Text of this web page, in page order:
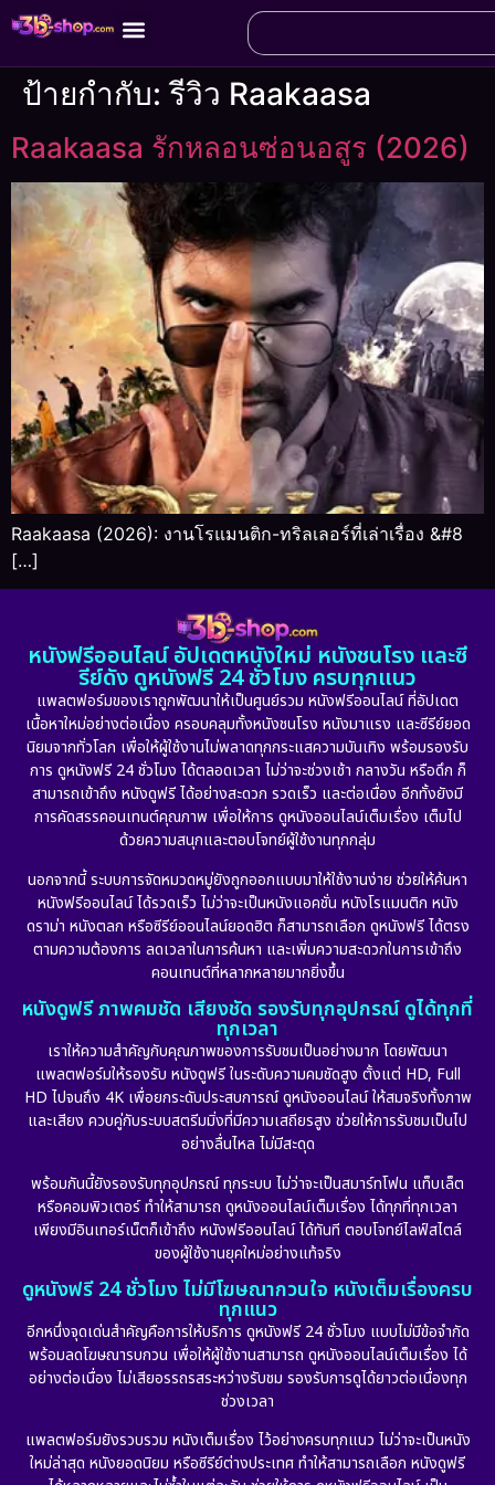
ป้ายกำกับ:รีวิว Raakaasa
Raakaasa รักหลอนซ่อนอสูร (2026)
Raakaasa (2026): งานโรแมนติก-ทริลเลอร์ที่เล่าเรื่อง &#8
[…]
หนังฟรีออนไลน์ อัปเดตหนังใหม่ หนังชนโรง และซี
รีย์ดัง ดูหนังฟรี 24 ชั่วโมง ครบทุกแนว
แพลตฟอร์มของเราถูกพัฒนาให้เป็นศูนย์รวม หนังฟรีออนไลน์ ที่อัปเดต
เนื้อหาใหม่อย่างต่อเนื่อง ครอบคลุมทั้งหนังชนโรง หนังมาแรง และซีรีย์ยอด
นิยมจากทั่วโลก เพื่อให้ผู้ใช้งานไม่พลาดทุกกระแสความบันเทิง พร้อมรองรับ
การ ดูหนังฟรี 24 ชั่วโมง ได้ตลอดเวลา ไม่ว่าจะช่วงเช้า กลางวัน หรือดึก ก็
สามารถเข้าถึง หนังดูฟรี ได้อย่างสะดวก รวดเร็ว และต่อเนื่อง อีกทั้งยังมี
การคัดสรรคอนเทนต์คุณภาพ เพื่อให้การ ดูหนังออนไลน์เต็มเรื่อง เต็มไป
ด้วยความสนุกและตอบโจทย์ผู้ใช้งานทุกกลุ่ม
นอกจากนี้ ระบบการจัดหมวดหมู่ยังถูกออกแบบมาให้ใช้งานง่าย ช่วยให้ค้นหา
หนังฟรีออนไลน์ ได้รวดเร็ว ไม่ว่าจะเป็นหนังแอคชั่น หนังโรแมนติก หนัง
ดราม่า หนังตลก หรือซีรีย์ออนไลน์ยอดฮิต ก็สามารถเลือก ดูหนังฟรี ได้ตรง
ตามความต้องการ ลดเวลาในการค้นหา และเพิ่มความสะดวกในการเข้าถึง
คอนเทนต์ที่หลากหลายมากยิ่งขึ้น
หนังดูฟรี ภาพคมชัด เสียงชัด รองรับทุกอุปกรณ์ ดูได้ทุกที่
ทุกเวลา
เราให้ความสำคัญกับคุณภาพของการรับชมเป็นอย่างมาก โดยพัฒนา
แพลตฟอร์มให้รองรับ หนังดูฟรี ในระดับความคมชัดสูง ตั้งแต่ HD, Full
HD ไปจนถึง 4K เพื่อยกระดับประสบการณ์ ดูหนังออนไลน์ ให้สมจริงทั้งภาพ
และเสียง ควบคู่กับระบบสตรีมมิ่งที่มีความเสถียรสูง ช่วยให้การรับชมเป็นไป
อย่างลื่นไหล ไม่มีสะดุด
พร้อมกันนี้ยังรองรับทุกอุปกรณ์ ทุกระบบ ไม่ว่าจะเป็นสมาร์ทโฟน แท็บเล็ต
หรือคอมพิวเตอร์ ทำให้สามารถ ดูหนังออนไลน์เต็มเรื่อง ได้ทุกที่ทุกเวลา
เพียงมีอินเทอร์เน็ตก็เข้าถึง หนังฟรีออนไลน์ ได้ทันที ตอบโจทย์ไลฟ์สไตล์
ของผู้ใช้งานยุคใหม่อย่างแท้จริง
ดูหนังฟรี 24 ชั่วโมง ไม่มีโฆษณากวนใจ หนังเต็มเรื่องครบ
ทุกแนว
อีกหนึ่งจุดเด่นสำคัญคือการให้บริการ ดูหนังฟรี 24 ชั่วโมง แบบไม่มีข้อจำกัด
พร้อมลดโฆษณารบกวน เพื่อให้ผู้ใช้งานสามารถ ดูหนังออนไลน์เต็มเรื่อง ได้
อย่างต่อเนื่อง ไม่เสียอรรถรสระหว่างรับชม รองรับการดูได้ยาวต่อเนื่องทุก
ช่วงเวลา
แพลตฟอร์มยังรวบรวม หนังเต็มเรื่อง ไว้อย่างครบทุกแนว ไม่ว่าจะเป็นหนัง
ใหม่ล่าสุด หนังยอดนิยม หรือซีรีย์ต่างประเทศ ทำให้สามารถเลือก หนังดูฟรี